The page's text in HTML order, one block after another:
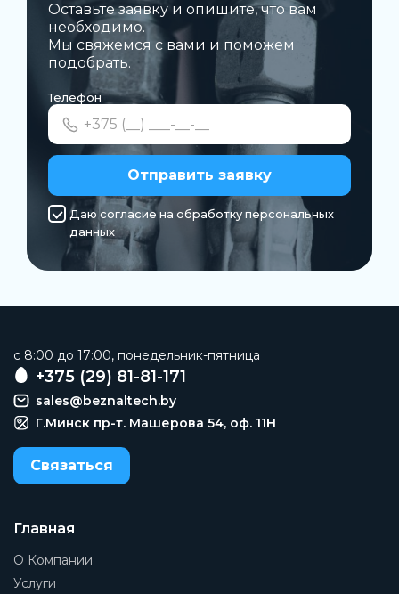
Оставьте заявку и опишите, что вам
необходимо.
Мы свяжемся с вами и поможем
подобрать.
Телефон
Отправить заявку
Даю согласие на обработку персональных
данных
c 8:00 до 17:00, понедельник-пятница
+375 (29) 81-81-171
sales@beznaltech.by
Г.Минск пр-т. Машерова 54, оф. 11H
Связаться
Главная
О Компании
Услуги